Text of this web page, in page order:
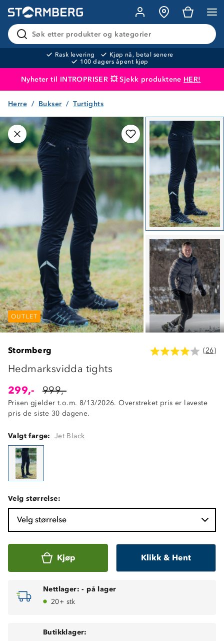
Søk etter produkter og kategorier
Rask levering
Kjøp nå, betal senere
100 dagers åpent kjøp
Nyheter til INTROPRISER 💥 Sjekk produktene HER!
Produktet er lagt i handlekurven
Herre Bukser Turtights
OUTLET OUTLET
OUTLET
Stormberg (26)
Hedmarksvidda tights
299,-
999,-
Prisen gjelder t.o.m. 8/13/2026. Overstreket pris er laveste
pris de siste 30 dagene.
Valgt farge: Jet Black
Velg størrelse:
Velg størrelse
Kjøp Klikk & Hent
Nettlager: - på lager
20+ stk
Butikklager: